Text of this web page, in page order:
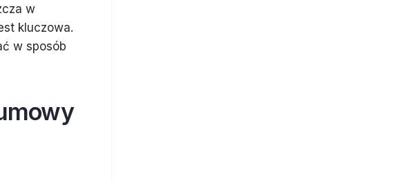
w
kluczowa.
w sposób